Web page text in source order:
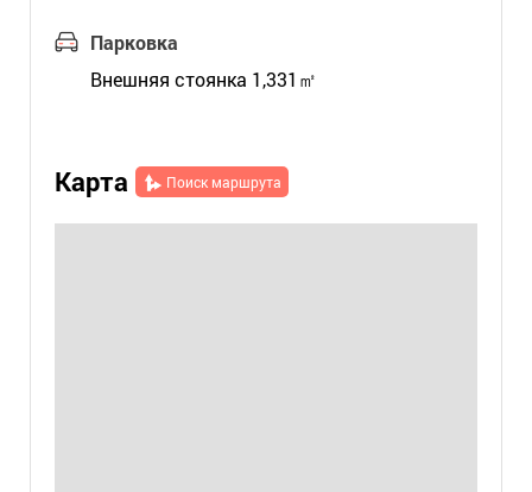
Парковка
Внешняя стоянка 1,331㎡
Карта Поиск маршрута